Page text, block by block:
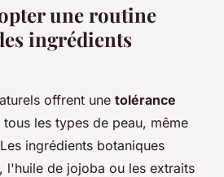
une routine
ingrédients
offrent une tolérance
tous les types de peau, même
ingrédients botaniques
l'huile de jojoba ou les extraits